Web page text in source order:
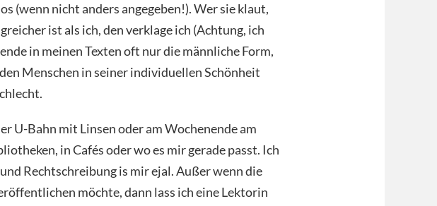
(wenn nicht anders angegeben!). Wer sie klaut,
ist als ich, den verklage ich (Achtung, ich
in meinen Texten oft nur die männliche Form,
Menschen in seiner individuellen Schönheit
U-Bahn mit Linsen oder am Wochenende am
in Cafés oder wo es mir gerade passt. Ich
Rechtschreibung is mir ejal. Außer wenn die
möchte, dann lass ich eine Lektorin